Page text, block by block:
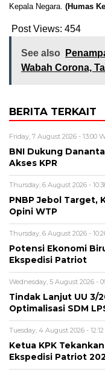
Kepala Negara. (Humas
Post Views: 454
See also
Wabah Corona,
BERITA TERKAIT
Friday, 7 August 2026 - 13:00
BNI Dukung
Akses KPR
Thursday, 6 August 2026 -
PNBP Jebol Target,
Opini WTP
Thursday, 6 August 2026 -
Potensi Ekonomi
Ekspedisi Patriot
Wednesday, 5 August 2026 -
Tindak Lanjut UU 3/
Optimalisasi SDM
Tuesday, 4 August 2026 -
Ketua KPK
Ekspedisi Patriot